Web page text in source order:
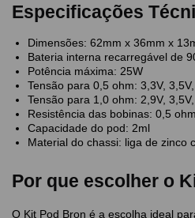
Especificações
Dimensões: 62mm x 36mm x
Bateria interna recarregável de
Potência máxima: 25W
Tensão para 0,5 ohm: 3,3V,
Tensão para 1,0 ohm: 2,9V,
Resistência das bobinas: 0,5
Capacidade do pod: 2ml
Material do chassi: liga de zinco
Por que escolher o
O Kit Pod Bron é a escolha ideal